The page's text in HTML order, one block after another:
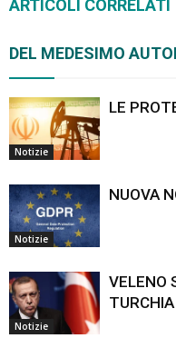
ARTICOLI CORRELATI
DEL MEDESIMO
Notizie
LE
Notizie
NUOVA
Notizie
VELENO
TURCHIA